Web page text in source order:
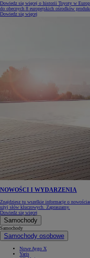
Dowiedz się więcej o historii Toyoty w
do obecnych 8 europejskich ośrodków
Dowiedz się więcej
NOWOŚCI I WYDARZENIA
Znajdziesz tu wszelkie informacje o
użyj słów kluczowych. Zapraszamy.
Dowiedz się więcej
Samochody
Samochody
Samochody osobowe
Nowe Aygo X
Yaris